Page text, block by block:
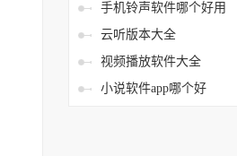
手机铃声软件哪个好用
云听版本大全
视频播放软件大全
小说软件app哪个好